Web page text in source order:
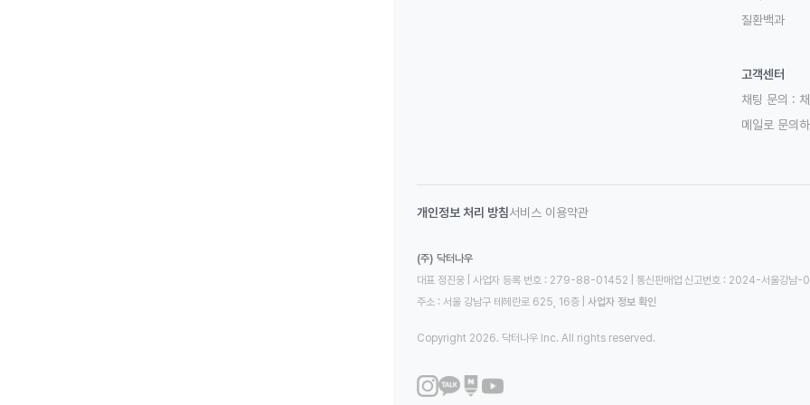
질환백과
고객센터
채팅 문의 :
메일로 문의하
개인정보 처리 방침서비스 이용약관
(주) 닥터나우
대표 정진웅 | 사업자 등록 번호 : 279-88-01452 | 통신판매업 신고번호 : 2024-서울강남
주소 : 서울 강남구 테헤란로 625, 16층
사업자 정보 확인
Copyright 2026. 닥터나우 Inc. All rights reserved.